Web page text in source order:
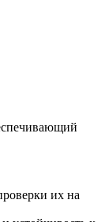
их на